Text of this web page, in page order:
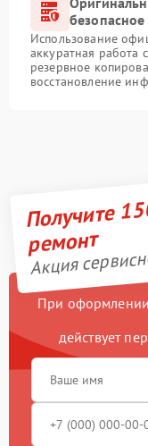
Использование
аккуратная работа
резервное
восстановление
Получите
ремонт
Акция
При оформлении
действует